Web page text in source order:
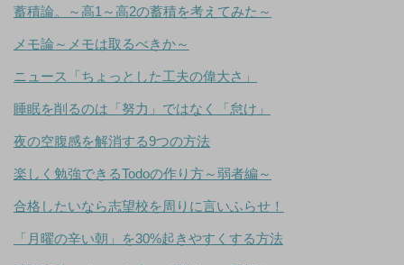
蓄積論。～高1～高2の蓄積を考えてみた～
メモ論～メモは取るべきか～
ニュース「ちょっとした工夫の偉大さ」
睡眠を削るのは「努力」ではなく「怠け」
夜の空腹感を解消する9つの方法
楽しく勉強できるTodoの作り方～弱者編～
合格したいなら志望校を周りに言いふらせ！
「月曜の辛い朝」を30%起きやすくする方法